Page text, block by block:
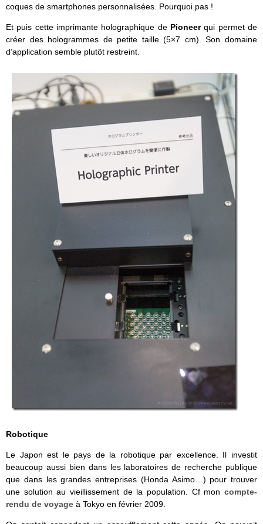
coques de smartphones personnalisées. Pourquoi pas !
Et puis cette imprimante holographique de Pioneerqui permet de
créer des hologrammes de petite taille (5×7 cm). Son domaine
d’application semble plutôt restreint.
Robotique
Le Japon est le pays de la robotique par excellence. Il investit
beaucoup aussi bien dans les laboratoires de recherche publique
que dans les grandes entreprises (Honda Asimo…) pour trouver
une solution au vieillissement de la population. Cf mon compte-
rendu de voyage à Tokyo en février 2009.